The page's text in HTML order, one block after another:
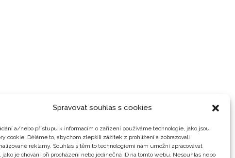
Spravovat souhlas s cookies
a/nebo přístupu k informacím o zařízení používáme technologie, jako jsou
cookie. Děláme to, abychom zlepšili zážitek z prohlížení a zobrazovali
reklamy. Souhlas s těmito technologiemi nám umožní zpracovávat
jako je chování při procházení nebo jedinečná ID na tomto webu. Nesouhlas nebo